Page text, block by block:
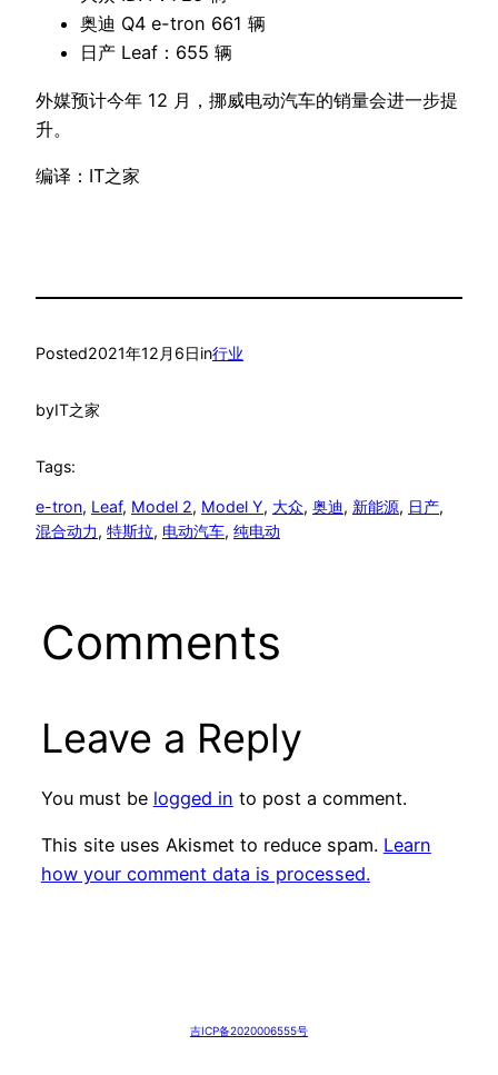
奥迪 Q4 e-tron 661 辆
日产 Leaf：655 辆
外媒预计今年 12 月，挪威电动汽车的销量会进一步提
升。
编译：IT之家
Posted2021年12月6日in行业
byIT之家
Tags:
e-tron, Leaf, Model 2, Model Y, 大众, 奥迪, 新能源, 日产
混合动力, 特斯拉, 电动汽车, 纯电动
Comments
Leave a Reply
You must be logged in to post a comment.
This site uses Akismet to reduce spam. Learn
how your comment data is processed.
吉ICP备2020006555号